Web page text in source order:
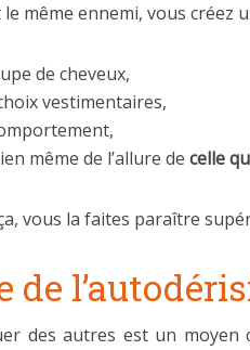
le même ennemi, vous
de cheveux,
vestimentaires,
même de l’allure de celle
vous la faites paraître
de
des autres est un moyen